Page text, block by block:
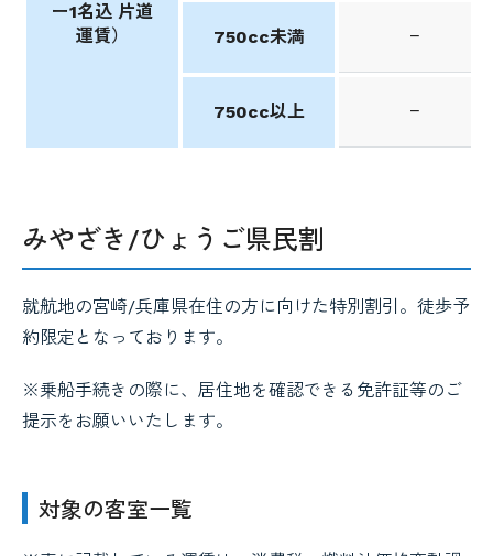
ー1名込 片道
運賃）
750cc未満 −
750cc以上 −
みやざき/ひょうご県民割
就航地の宮崎/兵庫県在住の方に向けた特別割引。徒歩予
約限定となっております。
※乗船手続きの際に、居住地を確認できる免許証等のご
提示をお願いいたします。
対象の客室一覧